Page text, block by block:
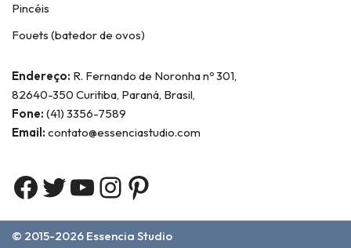
Pincéis
Fouets (batedor de ovos)
Endereço: R. Fernando de Noronha nº 301,
82640-350 Curitiba, Paraná, Brasil,
Fone: (41) 3356-7589
Email: contato@essenciastudio.com
© 2015-2026 Essencia Studio